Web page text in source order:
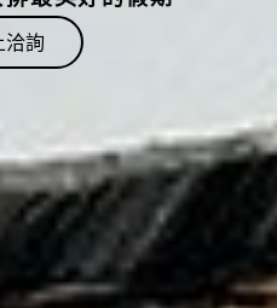
來自己也有不曾見到的
面！
最美好的假期
洽詢